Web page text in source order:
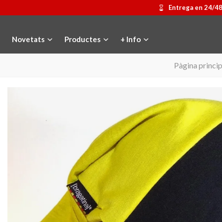
Entrega en 24/
Novetats Productes + Info
Pàgina
Afegir a la cistella
Medalla commemorativa Gaudí
Motxilla Stivibags